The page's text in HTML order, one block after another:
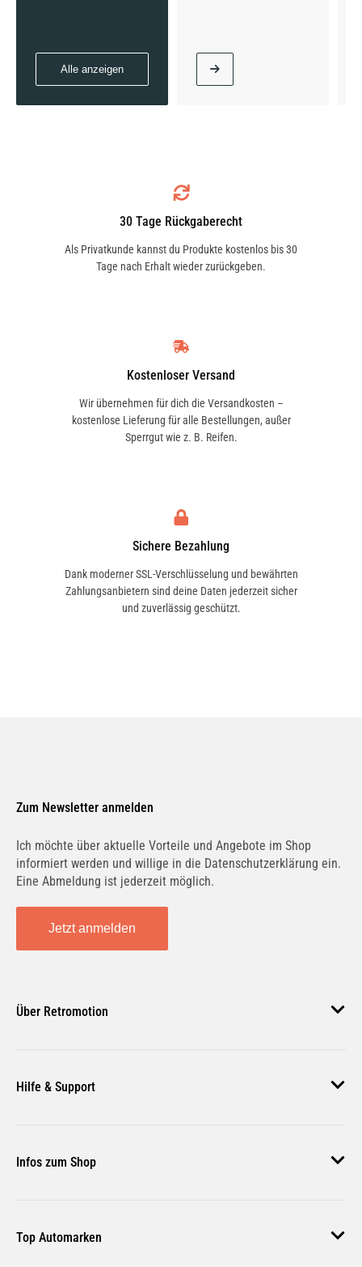
Alle anzeigen
30 Tage Rückgaberecht
Als Privatkunde kannst du Produkte kostenlos bis 30
Tage nach Erhalt wieder zurückgeben.
Kostenloser Versand
Wir übernehmen für dich die Versandkosten –
kostenlose Lieferung für alle Bestellungen, außer
Sperrgut wie z. B. Reifen.
Sichere Bezahlung
Dank moderner SSL-Verschlüsselung und bewährten
Zahlungsanbietern sind deine Daten jederzeit sicher
und zuverlässig geschützt.
Zum Newsletter anmelden
Ich möchte über aktuelle Vorteile und Angebote im Shop
informiert werden und willige in die Datenschutzerklärung ein.
Eine Abmeldung ist jederzeit möglich.
Jetzt anmelden
Über Retromotion
Unsere Jobs
Magazin
Hilfe & Support
Zahlungsmethoden
Versand & Lieferung
Rückgabe & Erstattung
Infos zum Shop
Nutzungsbedingungen
Top Automarken